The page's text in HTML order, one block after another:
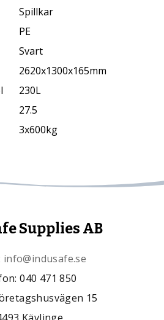
Spillkar
PE
Svart
2620x1300x165mm
230L
27.5
3x600kg
Supplies AB
info@indusafe.se
040 471 850
15